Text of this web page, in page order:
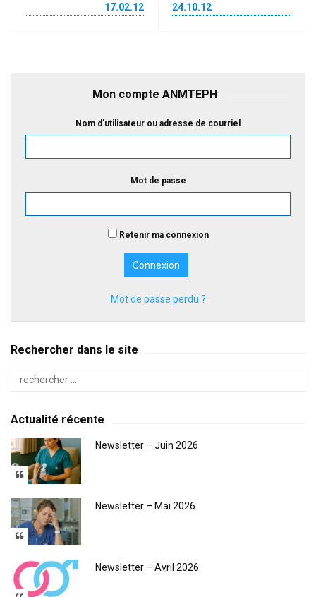
17.02.12
24.10.12
Mon compte ANMTEPH
Nom d'utilisateur ou adresse de courriel
Mot de passe
Retenir ma connexion
Mot de passe perdu ?
Rechercher dans le site
Actualité récente
Newsletter – Juin 2026
Newsletter – Mai 2026
Newsletter – Avril 2026